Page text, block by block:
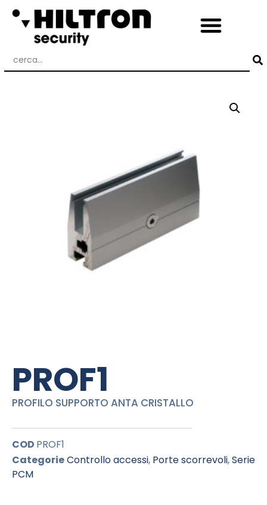
PROF1
PROFILO SUPPORTO ANTA CRISTALLO
COD PROF1
CategorieControllo accessi, Porte scorrevoli,Serie
PCM